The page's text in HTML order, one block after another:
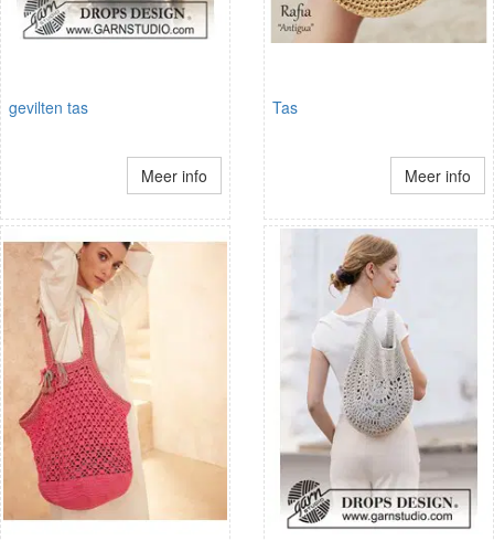
gevilten tas
Meer info
Tas
Meer info